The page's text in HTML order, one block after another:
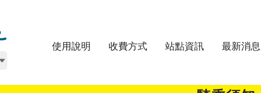
使用說明 收費方式 站點資訊 最新消息